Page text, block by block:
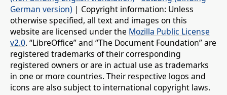
German version) | Copyright information: Unless
otherwise specified, all text and images on this
website are licensed under the Mozilla Public License
v2.0. “LibreOffice” and “The Document Foundation” are
registered trademarks of their corresponding
registered owners or are in actual use as trademarks
in one or more countries. Their respective logos and
icons are also subject to international copyright laws.